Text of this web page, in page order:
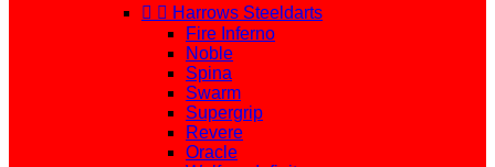
  Harrows Steeldarts
Fire Inferno
Noble
Spina
Swarm
Supergrip
Revere
Oracle